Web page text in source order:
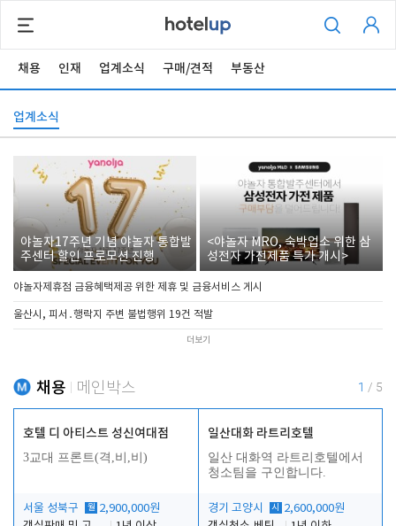
채용 인재 업계소식 구매/견적 부동산
업계소식
야놀자17주년 기념 야놀자 통합발
주센터 할인 프로모션 진행
<야놀자 MRO, 숙박업소 위한 삼
성전자 가전제품 특가 개시>
야놀자제휴점 금융혜택제공 위한 제휴 및 금융서비스 게시
울산시, 피서․행락지 주변 불법행위 19건 적발
더보기
채용 메인박스 1 / 5
호텔 디 아티스트 성신여대점
3교대 프론트(격,비,비)
서울 성북구 월 2,900,000원
일산대화 라트리호텔
일산 대화역 라트리호텔에서
청소팀을 구인합니다.
경기 고양시 시
2,600,000원